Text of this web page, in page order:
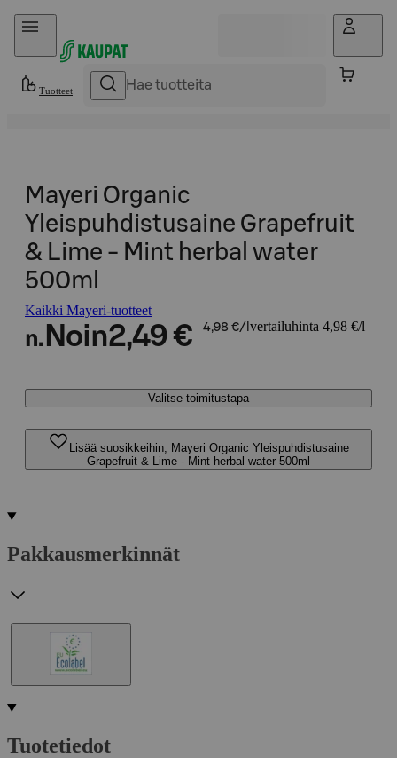
Hyppää sisältöön
Tuotteet
Mayeri Organic
Yleispuhdistusaine Grapefruit
& Lime - Mint herbal water
500ml
Kaikki Mayeri-tuotteet
n. Noin2,49 € 4,98 €/l vertailuhinta 4,98 €/l
Valitse toimitustapa
Lisää suosikkeihin, Mayeri Organic Yleispuhdistusaine
Grapefruit & Lime - Mint herbal water 500ml
Pakkausmerkinnät
Tuotetiedot